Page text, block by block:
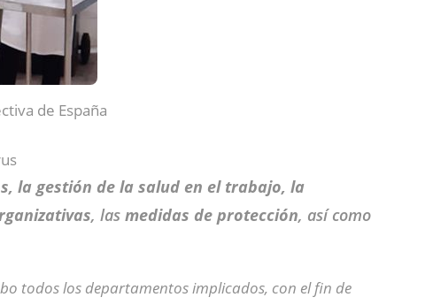
de España
la gestión de la salud en el trabajo, la
, las medidas de protección, así como
todos los departamentos implicados, con el fin de